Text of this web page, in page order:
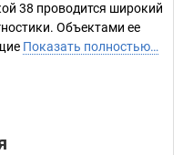
38 проводится широкий
Объектами ее
Показать полностью…